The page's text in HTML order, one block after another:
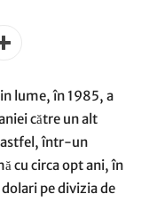
lume, în 1985, a
către un alt
astfel, într-un
cu circa opt ani, în
pe divizia de